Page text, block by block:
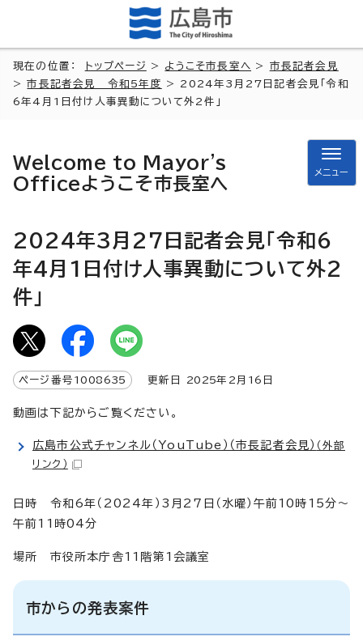
現在の位置： トップページ > ようこそ市長室へ > 市長記者会見
>市長記者会見 令和5年度
> 2024年3月27日記者会見「令和
6年4月1日付け人事異動について外2件」
Welcome to Mayor's
Officeようこそ市長室へ
メニュー
2024年3月27日記者会見「令和6
年4月1日付け人事異動について外2
件」
ページ番号 1008635 更新日 2025年2月 16 日
動画は下記からご覧ください。
広島市公式チャンネル（YouTube）（市長記者会見） （外部
リンク）
日時 令和6年（2024年）3月27日（水曜）午前10時15分～
午前11時04分
場所 市役所本庁舎11階第1会議室
市からの発表案件